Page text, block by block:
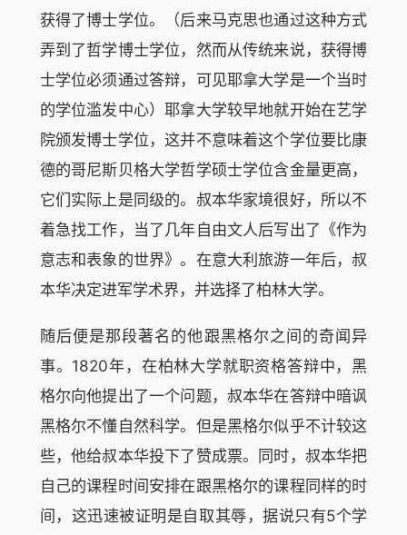
获得了博士学位。（后来马克思也通过这种方式
弄到了哲学博士学位，然而从传统来说，获得博
士学位必须通过答辩，可见耶拿大学是一个当时
的学位滥发中心）耶拿大学较早地就开始在艺学
院颁发博士学位，这并不意味着这个学位要比康
德的哥尼斯贝格大学哲学硕士学位含金量更高，
它们实际上是同级的。叔本华家境很好，所以不
着急找工作，当了几年自由文人后写出了《作为
意志和表象的世界》。在意大利旅游一年后，叔
本华决定进军学术界，并选择了柏林大学。
随后便是那段著名的他跟黑格尔之间的奇闻异
事。1820年，在柏林大学就职资格答辩中，黑
格尔向他提出了一个问题，叔本华在答辩中暗讽
黑格尔不懂自然科学。但是黑格尔似乎不计较这
些，他给叔本华投下了赞成票。同时，叔本华把
自己的课程时间安排在跟黑格尔的课程同样的时
间，这迅速被证明是自取其辱，据说只有5个学